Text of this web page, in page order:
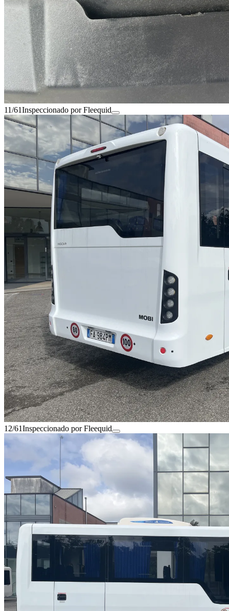
11/61Inspeccionado por Fleequid
12/61Inspeccionado por Fleequid